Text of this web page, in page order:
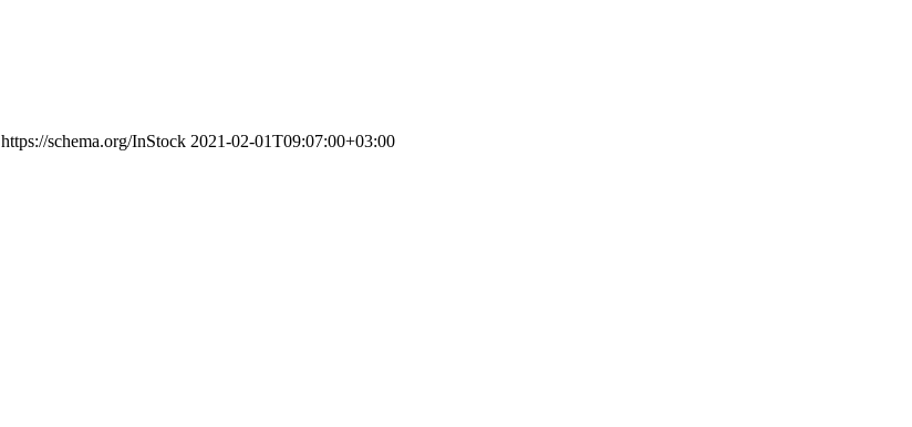
https://schema.org/InStock 2021-02-01T09:07:00+03:00